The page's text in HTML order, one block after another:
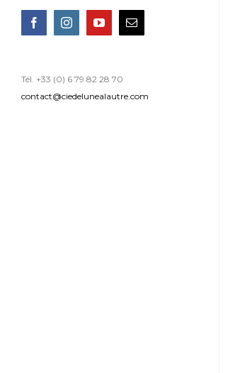
FacebookInstagramYouTubeEmail
Tél. +33 (0) 6 79 82 28 70
contact@ciedelunealautre.com